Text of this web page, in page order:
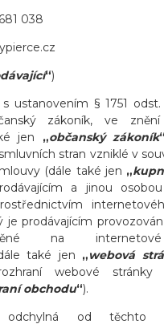
038
“)
ustanovením § 1751
zákoník, ve znění
jen „občanský zákoník“
stran vzniklé v
(dále také jen „
a jinou
je prodávajícím
na
také jen „webová
webové
obchodu“).
odchylná od těchto